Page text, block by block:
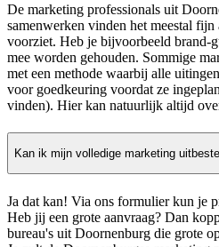
De marketing professionals uit
samenwerken vinden het meestal
voorziet. Heb je bijvoorbeeld brand-
mee worden gehouden. Sommige
met een methode waarbij alle
voor goedkeuring voordat ze
vinden). Hier kan natuurlijk altijd
Kan ik mijn volledige marketing
Ja dat kan! Via ons formulier kun je
Heb jij een grote aanvraag? Dan
bureau's uit Doornenburg die grote